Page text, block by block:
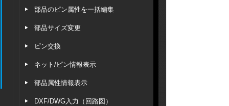
部品のピン属性を一括編集
部品サイズ変更
ピン交換
ネット/ピン情報表示
部品属性情報表示
DXF/DWG入力（回路図）